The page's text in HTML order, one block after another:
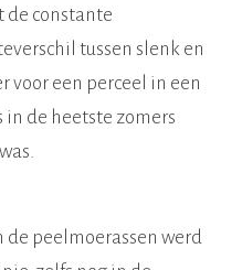
de constante
tussen slenk en
voor een perceel in een
de heetste zomers
peelmoerassen werd